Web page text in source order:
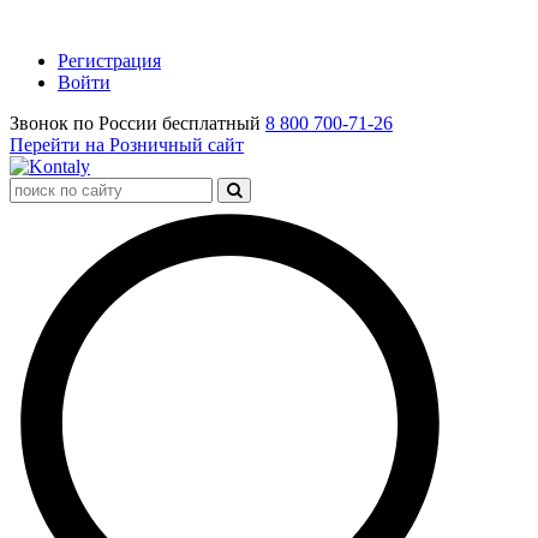
Регистрация
Войти
Звонок по России бесплатный 8 800 700-71-26
Перейти на Розничный сайт